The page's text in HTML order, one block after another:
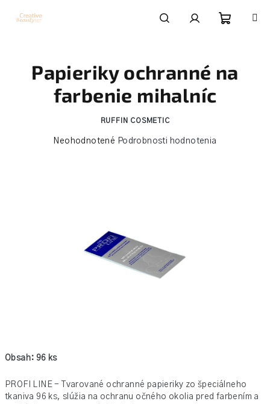
košík
Obsah: 96 ks
PROFI LINE - Tvarované ochranné papieriky zo špeciálneho
tkaniva 96 ks, slúžia na ochranu očného okolia pred farbením a
Papieriky ochranné na
farbenie mihalníc
RUFFIN COSMETIC
Priemerné
Neohodnotené Podrobnosti hodnotenia